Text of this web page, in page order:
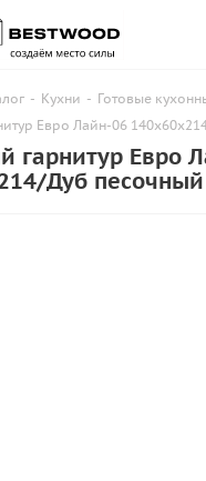
- Кухни - Готовые
Евро Лайн-06
гарнитур Евро
Дуб песочный